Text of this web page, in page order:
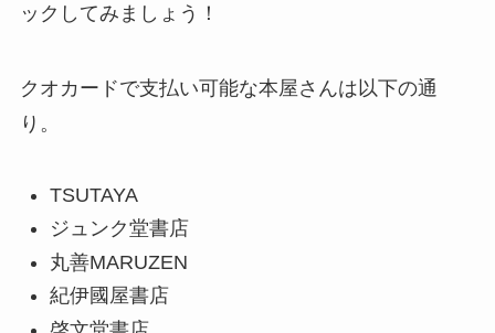
ックしてみましょう！
クオカードで支払い可能な本屋さんは以下の通
り。
TSUTAYA
ジュンク堂書店
丸善MARUZEN
紀伊國屋書店